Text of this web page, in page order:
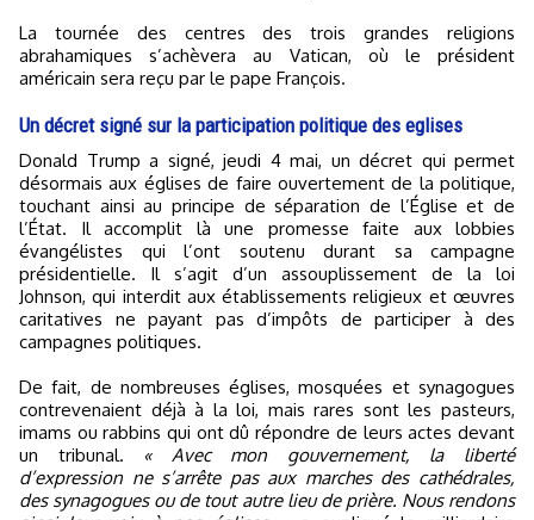
La tournée des centres des trois grandes religions
abrahamiques s’achèvera au Vatican, où le président
américain sera reçu par le pape François.
Un décret signé sur la participation politique des eglises
Donald Trump a signé, jeudi 4 mai, un décret qui permet
désormais aux églises de faire ouvertement de la politique,
touchant ainsi au principe de séparation de l’Église et de
l’État. Il accomplit là une promesse faite aux lobbies
évangélistes qui l’ont soutenu durant sa campagne
présidentielle. Il s’agit d’un assouplissement de la loi
Johnson, qui interdit aux établissements religieux et œuvres
caritatives ne payant pas d’impôts de participer à des
campagnes politiques.
De fait, de nombreuses églises, mosquées et synagogues
contrevenaient déjà à la loi, mais rares sont les pasteurs,
imams ou rabbins qui ont dû répondre de leurs actes devant
un tribunal. « Avec mon gouvernement, la liberté
d’expression ne s’arrête pas aux marches des cathédrales,
des synagogues ou de tout autre lieu de prière. Nous rendons